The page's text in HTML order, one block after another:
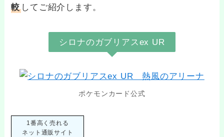
較 してご紹介します。
シロナのガブリアスex UR
ポケモンカード公式
1番高く売れる
ネット通販サイト